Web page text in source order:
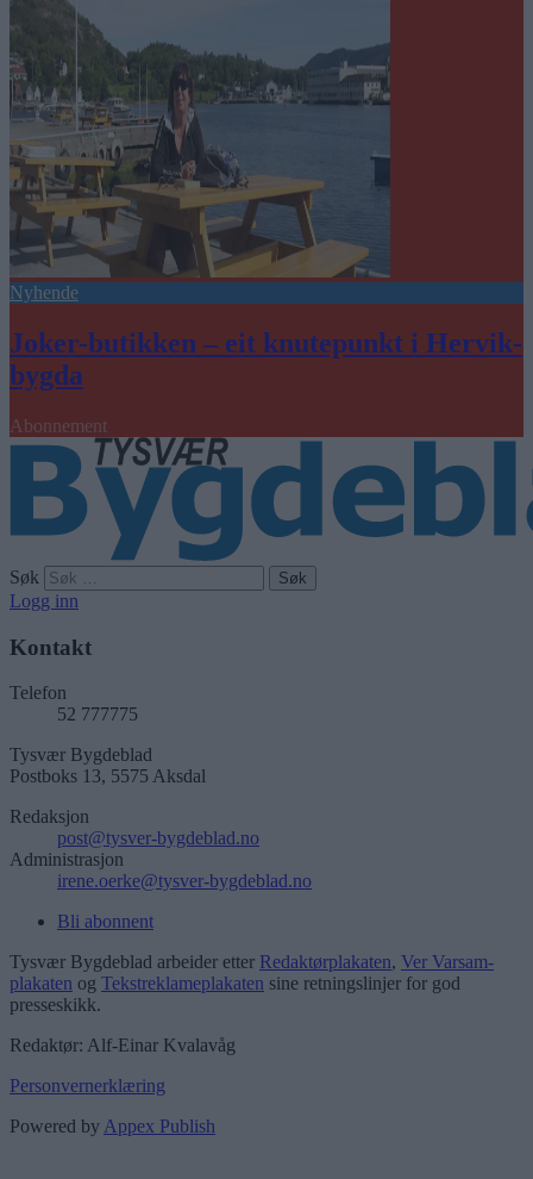
Nyhende
Joker-butikken – eit knutepunkt i Hervik-
bygda
Abonnement
Søk
Logg inn
Kontakt
Telefon
52 777775
Tysvær Bygdeblad
Postboks 13, 5575 Aksdal
Redaksjon
post@tysver-bygdeblad.no
Administrasjon
irene.oerke@tysver-bygdeblad.no
Bli abonnent
Tysvær Bygdeblad arbeider etter Redaktørplakaten, Ver Varsam-
plakaten og Tekstreklameplakaten sine retningslinjer for god
presseskikk.
Redaktør: Alf-Einar Kvalavåg
Personvernerklæring
Powered byAppex Publish